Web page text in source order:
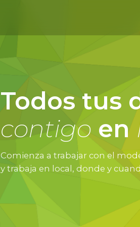
Todos tus
contigo en
Comienza a trabajar con el
y trabaja en local, donde y